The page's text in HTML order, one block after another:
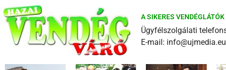
A SIKERES
Ügyfélszolgálati
E-mail: